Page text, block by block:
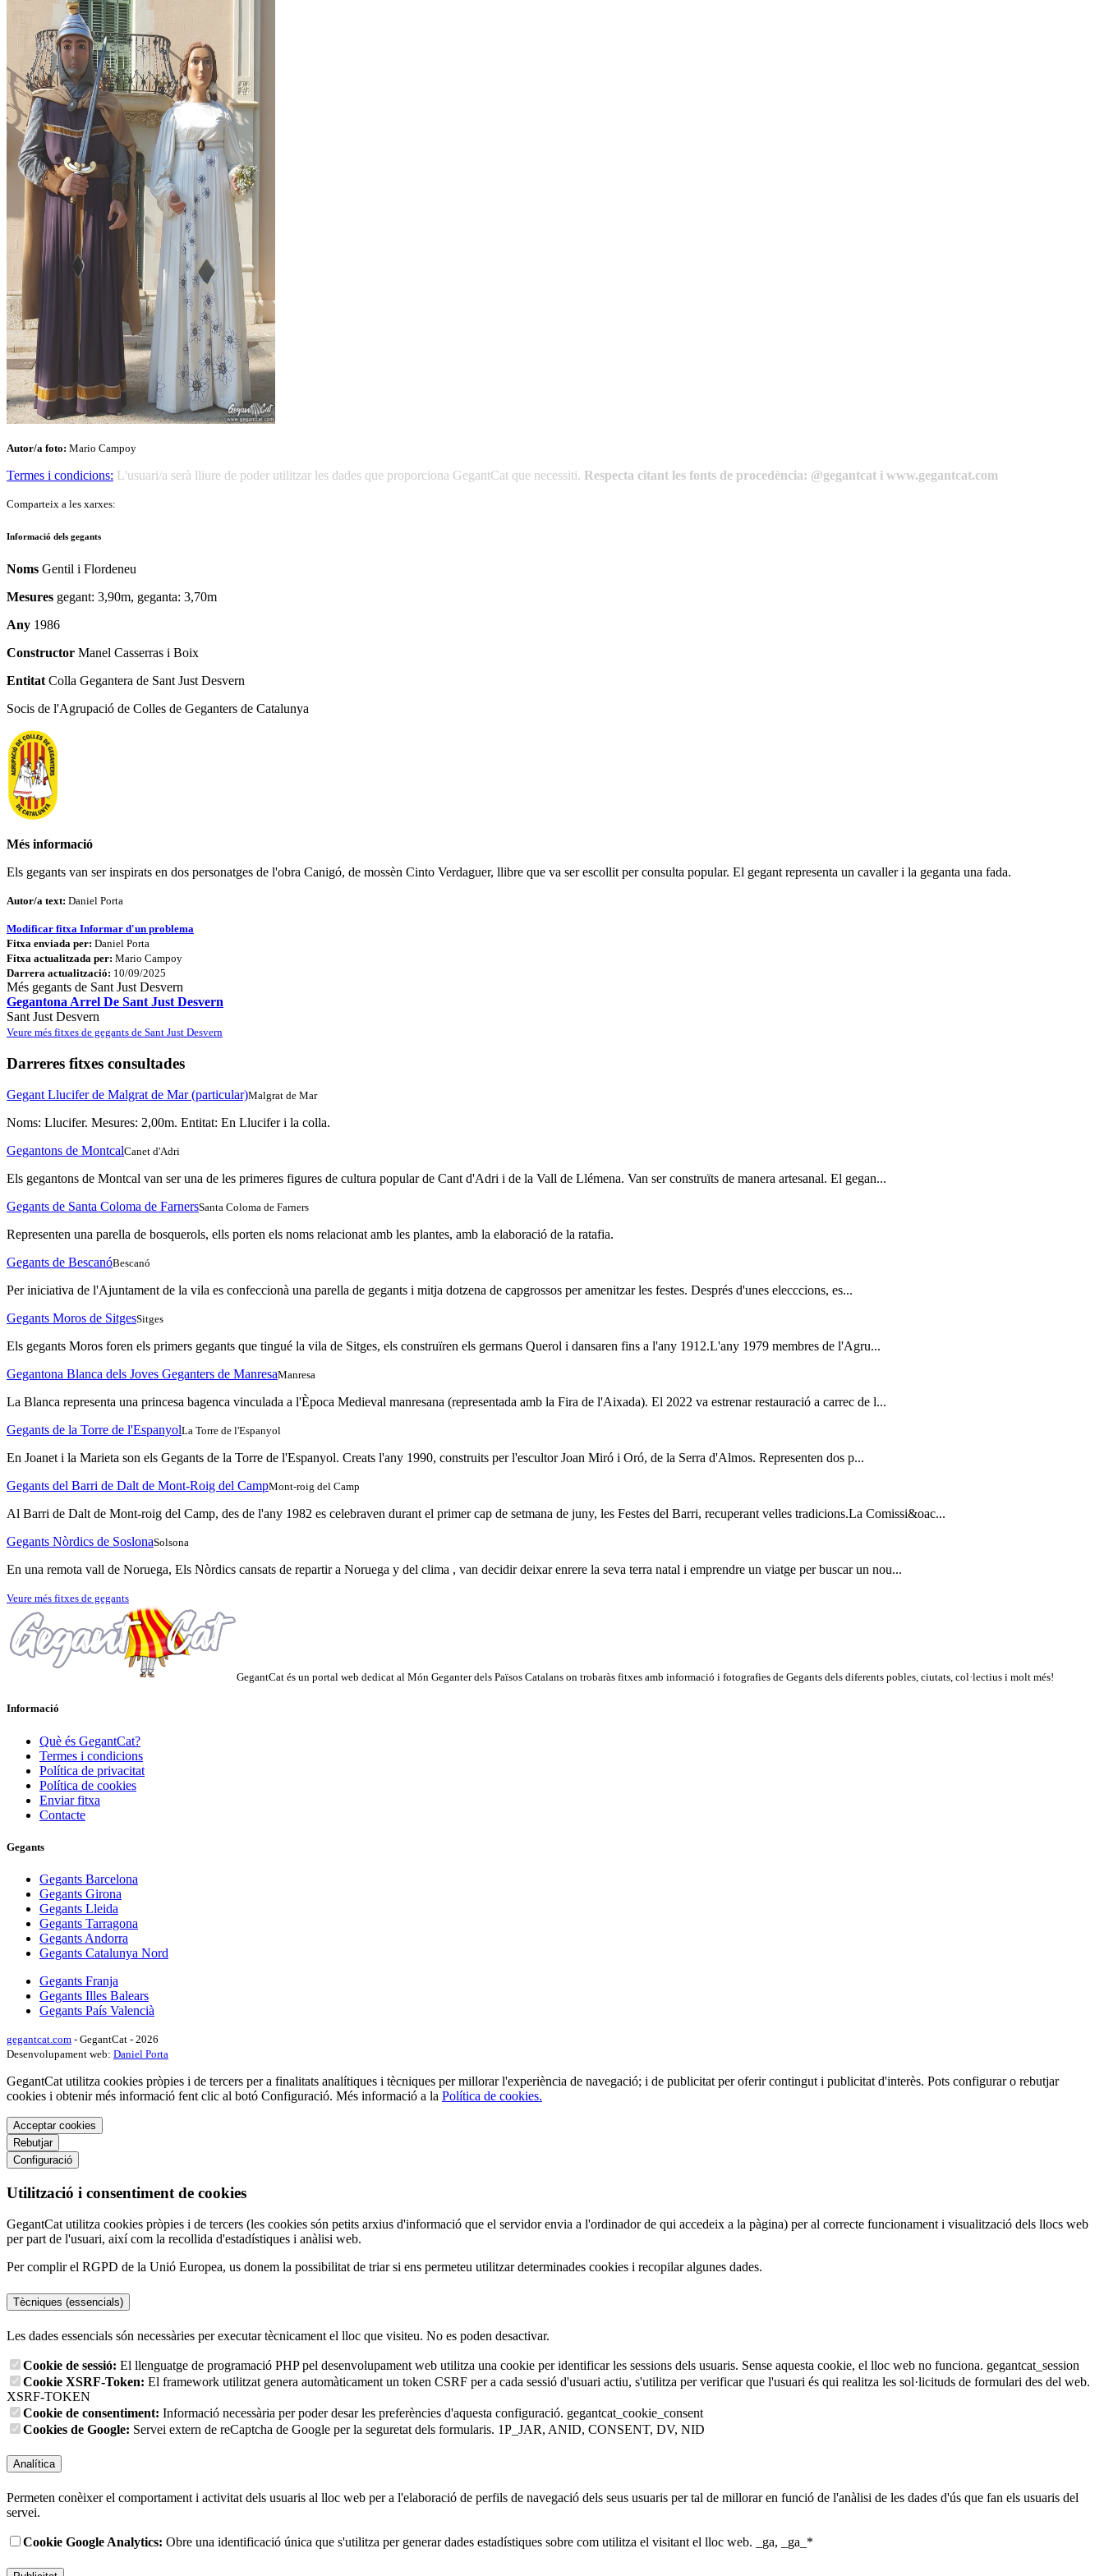
Autor/a foto: Mario Campoy
Termes i condicions: L'usuari/a serà lliure de poder utilitzar les dades que proporciona GegantCat que necessiti. Respecta citant les fonts de procedència: @gegantcat i www.gegantcat.com
Comparteix a les xarxes:
Informació dels gegants
Noms Gentil i Flordeneu
Mesures gegant: 3,90m, geganta: 3,70m
Any 1986
Constructor Manel Casserras i Boix
Entitat Colla Gegantera de Sant Just Desvern
Socis de l'Agrupació de Colles de Geganters de Catalunya
Més informació
Els gegants van ser inspirats en dos personatges de l'obra Canigó, de mossèn Cinto Verdaguer, llibre que va ser escollit per consulta popular. El gegant representa un cavaller i la geganta una fada.
Autor/a text: Daniel Porta
Modificar fitxa Informar d'un problema
Fitxa enviada per: Daniel Porta
Fitxa actualitzada per: Mario Campoy
Darrera actualització: 10/09/2025
Més gegants de Sant Just Desvern
Gegantona Arrel De Sant Just Desvern
Sant Just Desvern
Veure més fitxes de gegants de Sant Just Desvern
Darreres fitxes consultades
Gegant Llucifer de Malgrat de Mar (particular)Malgrat de Mar
Noms: Llucifer. Mesures: 2,00m. Entitat: En Llucifer i la colla.
Gegantons de MontcalCanet d'Adri
Els gegantons de Montcal van ser una de les primeres figures de cultura popular de Cant d'Adri i de la Vall de Llémena. Van ser construïts de manera artesanal. El gegan...
Gegants de Santa Coloma de FarnersSanta Coloma de Farners
Representen una parella de bosquerols, ells porten els noms relacionat amb les plantes, amb la elaboració de la ratafia.
Gegants de BescanóBescanó
Per iniciativa de l'Ajuntament de la vila es confeccionà una parella de gegants i mitja dotzena de capgrossos per amenitzar les festes. Després d'unes elecccions, es...
Gegants Moros de SitgesSitges
Els gegants Moros foren els primers gegants que tingué la vila de Sitges, els construïren els germans Querol i dansaren fins a l'any 1912.L'any 1979 membres de l'Agru...
Gegantona Blanca dels Joves Geganters de ManresaManresa
La Blanca representa una princesa bagenca vinculada a l'Època Medieval manresana (representada amb la Fira de l'Aixada). El 2022 va estrenar restauració a carrec de l...
Gegants de la Torre de l'EspanyolLa Torre de l'Espanyol
En Joanet i la Marieta son els Gegants de la Torre de l'Espanyol. Creats l'any 1990, construits per l'escultor Joan Miró i Oró, de la Serra d'Almos. Representen dos p...
Gegants del Barri de Dalt de Mont-Roig del CampMont-roig del Camp
Al Barri de Dalt de Mont-roig del Camp, des de l'any 1982 es celebraven durant el primer cap de setmana de juny, les Festes del Barri, recuperant velles tradicions.La Comissi&oac...
Gegants Nòrdics de SoslonaSolsona
En una remota vall de Noruega, Els Nòrdics cansats de repartir a Noruega y del clima , van decidir deixar enrere la seva terra natal i emprendre un viatge per buscar un nou...
Veure més fitxes de gegants
GegantCat és un portal web dedicat al Món Geganter dels Països Catalans on trobaràs fitxes amb informació i fotografies de Gegants dels diferents pobles, ciutats, col·lectius i molt més!
Informació
Què és GegantCat?
Termes i condicions
Política de privacitat
Política de cookies
Enviar fitxa
Contacte
Gegants
Gegants Barcelona
Gegants Girona
Gegants Lleida
Gegants Tarragona
Gegants Andorra
Gegants Catalunya Nord
Gegants Franja
Gegants Illes Balears
Gegants País Valencià
gegantcat.com - GegantCat - 2026
Desenvolupament web: Daniel Porta
GegantCat utilitza cookies pròpies i de tercers per a finalitats analítiques i tècniques per millorar l'experiència de navegació; i de publicitat per oferir contingut i publicitat d'interès. Pots configurar o rebutjar
cookies i obtenir més informació fent clic al botó Configuració. Més informació a la Política de cookies.
Acceptar cookies
Rebutjar
Configuració
Utilització i consentiment de cookies
GegantCat utilitza cookies pròpies i de tercers (les cookies són petits arxius d'informació que el servidor envia a l'ordinador de qui accedeix a la pàgina) per al correcte funcionament i visualització dels llocs web
per part de l'usuari, així com la recollida d'estadístiques i anàlisi web.
Per complir el RGPD de la Unió Europea, us donem la possibilitat de triar si ens permeteu utilitzar determinades cookies i recopilar algunes dades.
Tècniques (essencials)
Les dades essencials són necessàries per executar tècnicament el lloc que visiteu. No es poden desactivar.
Cookie de sessió: El llenguatge de programació PHP pel desenvolupament web utilitza una cookie per identificar les sessions dels usuaris. Sense aquesta cookie, el lloc web no funciona. gegantcat_session
Cookie XSRF-Token: El framework utilitzat genera automàticament un token CSRF per a cada sessió d'usuari actiu, s'utilitza per verificar que l'usuari és qui realitza les sol·licituds de formulari des del web.
XSRF-TOKEN
Cookie de consentiment: Informació necessària per poder desar les preferències d'aquesta configuració. gegantcat_cookie_consent
Cookies de Google: Servei extern de reCaptcha de Google per la seguretat dels formularis. 1P_JAR, ANID, CONSENT, DV, NID
Analítica
Permeten conèixer el comportament i activitat dels usuaris al lloc web per a l'elaboració de perfils de navegació dels seus usuaris per tal de millorar en funció de l'anàlisi de les dades d'ús que fan els usuaris del
servei.
Cookie Google Analytics: Obre una identificació única que s'utilitza per generar dades estadístiques sobre com utilitza el visitant el lloc web. _ga, _ga_*